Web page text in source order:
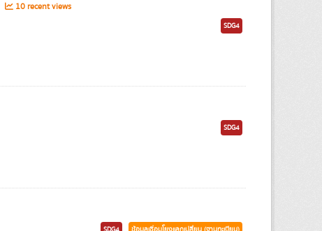
10 recent views
SDG4
SDG4